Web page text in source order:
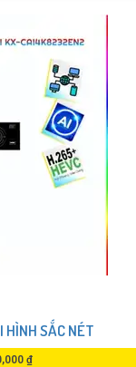
SẮC NÉT
₫